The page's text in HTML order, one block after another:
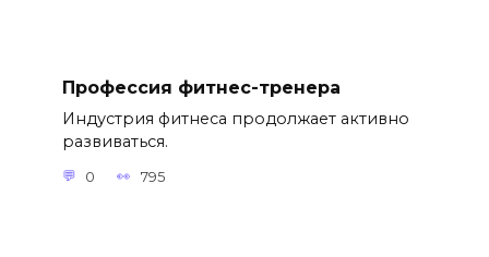
Профессия фитнес-тренера
Индустрия фитнеса продолжает активно
развиваться.
0 795